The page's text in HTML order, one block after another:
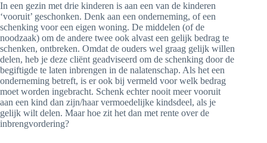
In een gezin met drie kinderen is aan een van de kinderen
‘vooruit’ geschonken. Denk aan een onderneming, of een
schenking voor een eigen woning. De middelen (of de
noodzaak) om de andere twee ook alvast een gelijk bedrag te
schenken, ontbreken. Omdat de ouders wel graag gelijk willen
delen, heb je deze cliënt geadviseerd om de schenking door de
begiftigde te laten inbrengen in de nalatenschap. Als het een
onderneming betreft, is er ook bij vermeld voor welk bedrag
moet worden ingebracht. Schenk echter nooit meer vooruit
aan een kind dan zijn/haar vermoedelijke kindsdeel, als je
gelijk wilt delen. Maar hoe zit het dan met rente over de
inbrengvordering?